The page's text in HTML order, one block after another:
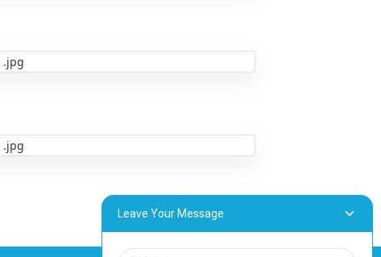
Leave Your Message